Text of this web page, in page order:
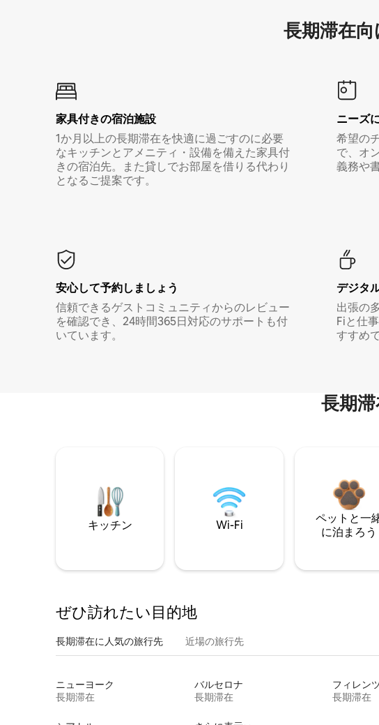
長期滞在
家具付き⁠の宿⁠泊⁠施⁠設
1か月以上の長期滞在を快適に過ごすのに必要
なキッチンとアメニティ・設備を備えた家具付
きの宿泊先。また貸しでお部屋を借りる代わり
となるご提案です。
ニーズ
希望の
で、オ
義務や
安心して予約しましょう
信頼できるゲストコミュニティからのレビュー
を確認でき、24時間365日対応のサポートも付
いています。
デジタ
出張の
Fiと仕
すすめで
長期
キッチン Wi-Fi
ペットと一
に泊まろう
ぜひ訪⁠れ⁠た⁠い目⁠的⁠地
長期滞在に人気の旅行先 近場の旅行先
ニューヨーク
長期滞在
バルセロナ
長期滞在
フィレン
長期滞在